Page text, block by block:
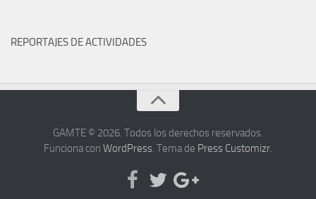
REPORTAJES DE ACTIVIDADES
GAMTE © 2026. Todos los derechos reservados.
Funciona con WordPress. Tema de Press Customizr.